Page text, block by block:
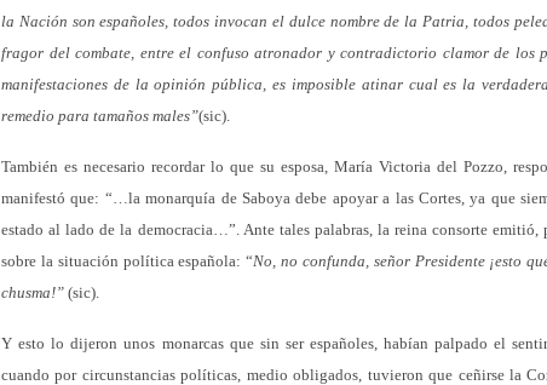
la Nación son españoles, todos invocan el dulce nombre de la Patria, todos
fragor del combate, entre el confuso atronador y contradictorio clamor de los
manifestaciones de la opinión pública, es imposible atinar cual es la
remedio para tamaños males”(sic).
También es necesario recordar lo que su esposa, María Victoria del Pozzo,
manifestó que: “…la monarquía de Saboya debe apoyar a las Cortes, ya que
estado al lado de la democracia…”. Ante tales palabras, la reina consorte
sobre la situación política española: “No, no confunda, señor Presidente ¡esto
chusma!” (sic).
Y esto lo dijeron unos monarcas que sin ser españoles, habían palpado el
cuando por circunstancias políticas, medio obligados, tuvieron que ceñirse la